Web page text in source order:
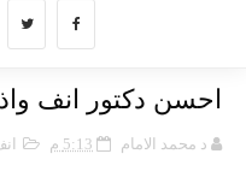
احسن دكتور انف
د محمد الامام 5:13 م